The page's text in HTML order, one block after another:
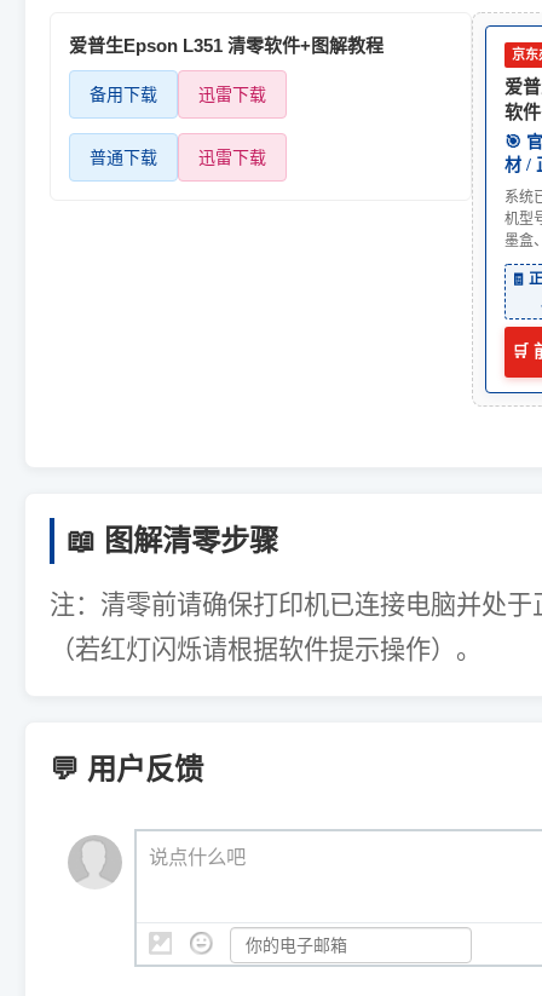
爱普生Epson L351 清零软件+图解教程
备用下载 迅雷下载
普通下载 迅雷下载
京东
爱
软
🎯
材 /
系统
机型
墨盒
🧾
🛒
📖 图解清零步骤
注：清零前请确保打印机已连接电脑并处于
（若红灯闪烁请根据软件提示操作）。
💬 用户反馈
说点什么吧